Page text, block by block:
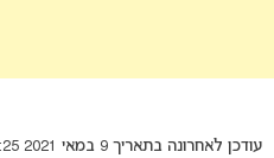
עודכן לאחרונה בתאריך 9 במאי 2021 11:25 על ידי